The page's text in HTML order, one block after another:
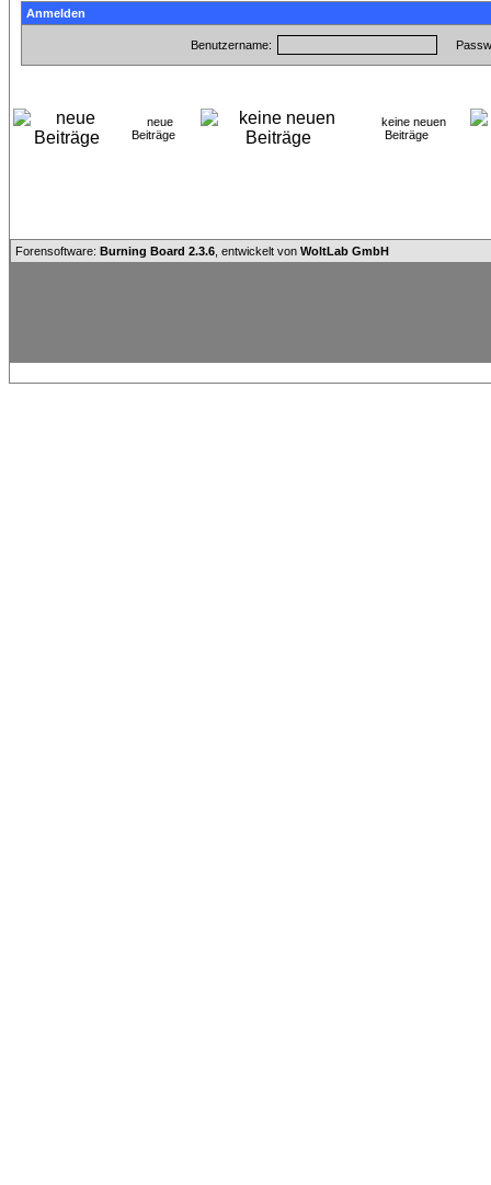
Anmelden
Benutzername:
neue
Beiträge
keine neuen
Beiträge
Forensoftware: Burning Board 2.3.6 , entwickelt von WoltLab GmbH